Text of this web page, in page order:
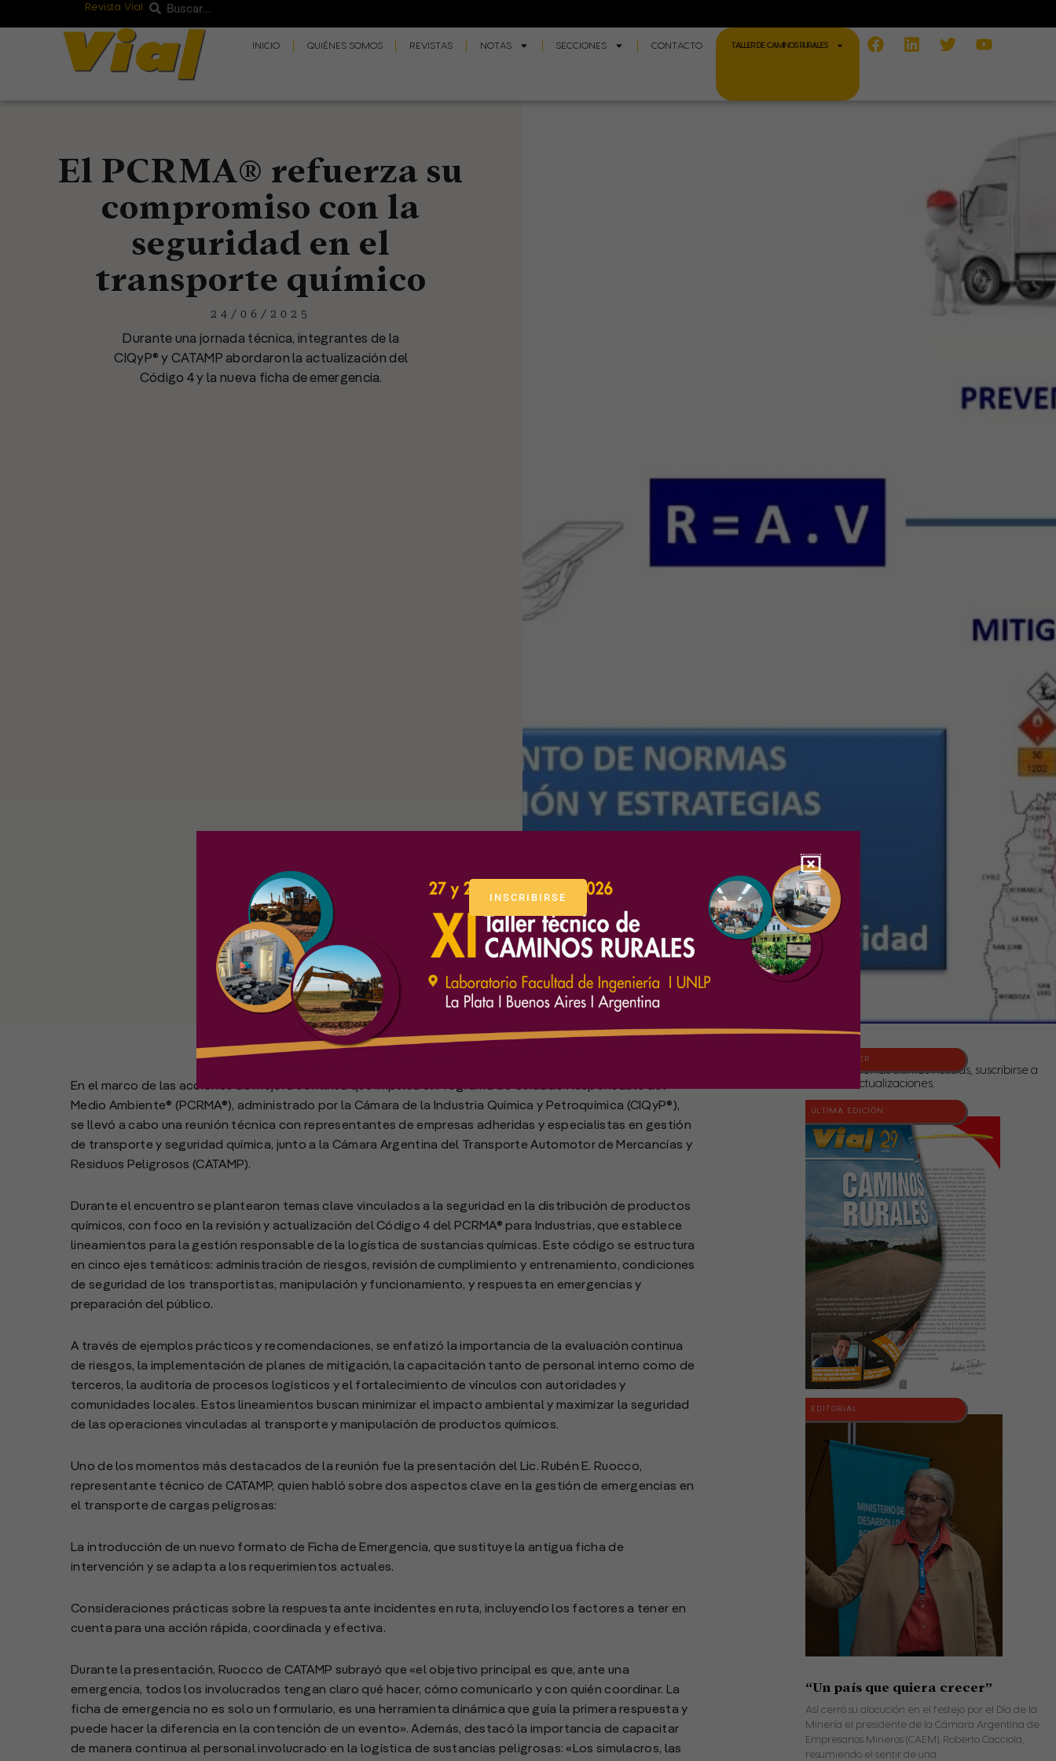
Revista Vial Buscar
Buscar
INICIO QUIÉNES SOMOS REVISTAS NOTAS SECCIONES CONTACTO TALLER DE CAMINOS RURALES
Facebook
LinkedinTwitterYoutube
El PCRMA® refuerza su
compromiso con la
seguridad en el
transporte químico
24/06/2025
Durante una jornada técnica, integrantes de la
CIQyP® y CATAMP abordaron la actualización del
Código 4 y la nueva ficha de emergencia.
Para conocer las últimas noticias, suscribirse a
nuestras actualizaciones.
ÚLTIMA EDICIÓN
NEWSLETTER
EDITORIAL
“Un país que quiera crecer”
Así cerró su alocución en el festejo por el Día de la
Minería el presidente de la Cámara Argentina de
Empresarios Mineros (CAEM), Roberto Cacciola,
resumiendo el sentir de una
En el marco de las acciones de mejora continua que impulsa el Programa de Cuidado Responsable del
Medio Ambiente® (PCRMA®), administrado por la Cámara de la Industria Química y Petroquímica (CIQyP®),
se llevó a cabo una reunión técnica con representantes de empresas adheridas y especialistas en gestión
de transporte y seguridad química, junto a la Cámara Argentina del Transporte Automotor de Mercancías y
Residuos Peligrosos (CATAMP).
Durante el encuentro se plantearon temas clave vinculados a la seguridad en la distribución de productos
químicos, con foco en la revisión y actualización del Código 4 del PCRMA® para Industrias, que establece
lineamientos para la gestión responsable de la logística de sustancias químicas. Este código se estructura
en cinco ejes temáticos: administración de riesgos, revisión de cumplimiento y entrenamiento, condiciones
de seguridad de los transportistas, manipulación y funcionamiento, y respuesta en emergencias y
preparación del público.
A través de ejemplos prácticos y recomendaciones, se enfatizó la importancia de la evaluación continua
de riesgos, la implementación de planes de mitigación, la capacitación tanto de personal interno como de
terceros, la auditoría de procesos logísticos y el fortalecimiento de vínculos con autoridades y
comunidades locales. Estos lineamientos buscan minimizar el impacto ambiental y maximizar la seguridad
de las operaciones vinculadas al transporte y manipulación de productos químicos.
Uno de los momentos más destacados de la reunión fue la presentación del Lic. Rubén E. Ruocco,
representante técnico de CATAMP, quien habló sobre dos aspectos clave en la gestión de emergencias en
el transporte de cargas peligrosas:
La introducción de un nuevo formato de Ficha de Emergencia, que sustituye la antigua ficha de
intervención y se adapta a los requerimientos actuales.
Consideraciones prácticas sobre la respuesta ante incidentes en ruta, incluyendo los factores a tener en
cuenta para una acción rápida, coordinada y efectiva.
Durante la presentación, Ruocco de CATAMP subrayó que «el objetivo principal es que, ante una
emergencia, todos los involucrados tengan claro qué hacer, cómo comunicarlo y con quién coordinar. La
ficha de emergencia no es solo un formulario, es una herramienta dinámica que guía la primera respuesta y
puede hacer la diferencia en la contención de un evento». Además, destacó la importancia de capacitar
de manera continua al personal involucrado en la logística de sustancias peligrosas: «Los simulacros, las
INSCRIBIRSE